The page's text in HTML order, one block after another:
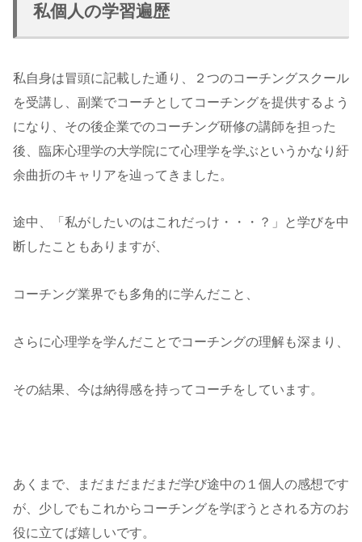
私個人の学習遍歴
私自身は冒頭に記載した通り、２つのコーチングスクール
を受講し、副業でコーチとしてコーチングを提供するよう
になり、その後企業でのコーチング研修の講師を担った
後、臨床心理学の大学院にて心理学を学ぶというかなり紆
余曲折のキャリアを辿ってきました。
途中、「私がしたいのはこれだっけ・・・？」と学びを中
断したこともありますが、
コーチング業界でも多角的に学んだこと、
さらに心理学を学んだことでコーチングの理解も深まり、
その結果、今は納得感を持ってコーチをしています。
あくまで、まだまだまだまだ学び途中の１個人の感想です
が、少しでもこれからコーチングを学ぼうとされる方のお
役に立てば嬉しいです。